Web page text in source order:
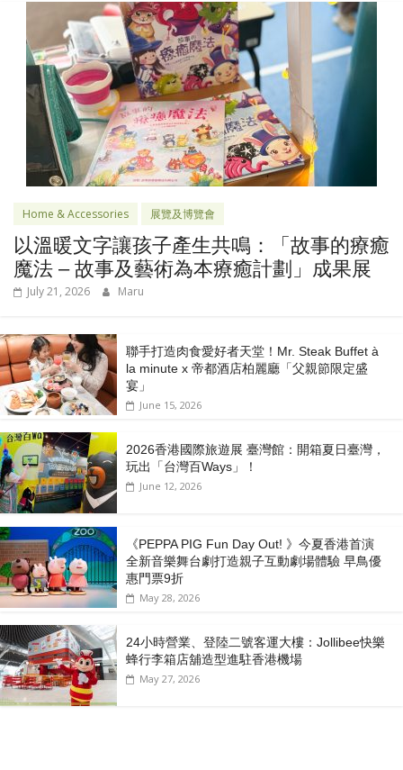
Home & Accessories 展覽及博覽會
以溫暖文字讓孩子產生共鳴：「故事的療癒
魔法 – 故事及藝術為本療癒計劃」成果展
July 21, 2026 Maru
聯手打造肉食愛好者天堂！Mr. Steak Buffet à
la minute x 帝都酒店柏麗廳「⽗親節限定盛
宴」
June 15, 2026
2026香港國際旅遊展 臺灣館：開箱夏日臺灣，
玩出「台灣百Ways」！
June 12, 2026
《PEPPA PIG Fun Day Out! 》今夏香港首演
全新音樂舞台劇打造親子互動劇場體驗 早鳥優
惠門票9折
May 28, 2026
24小時營業、登陸二號客運大樓：Jollibee快樂
蜂行李箱店舖造型進駐香港機場
May 27, 2026